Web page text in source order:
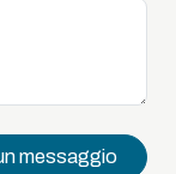
messaggio